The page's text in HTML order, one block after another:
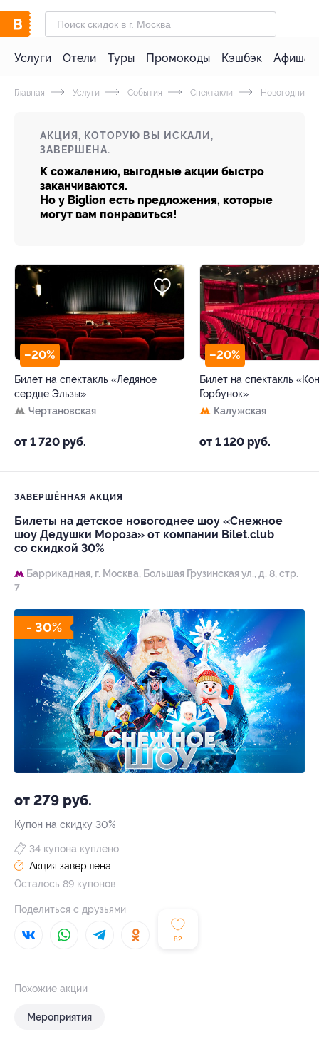
Услуги Отели Туры Промокоды Кэшбэк Афиша
Главная Услуги События Спектакли Новогодние
АКЦИЯ, КОТОРУЮ ВЫ ИСКАЛИ,
ЗАВЕРШЕНА.
К сожалению, выгодные акции быстро
заканчиваются.
Но у Biglion есть предложения, которые
могут вам понравиться!
–20%
Билет на спектакль «Ледяное
сердце Эльзы»
Чертановская
от 1 720 руб.
–20%
Билет на спектакль
Горбунок»
Калужская
от 1 120 руб.
ЗАВЕРШЁННАЯ АКЦИЯ
Билеты на детское новогоднее шоу «Снежное
шоу Дедушки Мороза» от компании Bilet.club
со скидкой 30%
Баррикадная, г. Москва, Большая Грузинская ул., д. 8, стр.
7
- 30%
от 279 руб.
Купон на скидку 30%
82
34 купона куплено
Акция завершена
Осталось 89 купонов
Поделиться с друзьями
Похожие акции
Мероприятия